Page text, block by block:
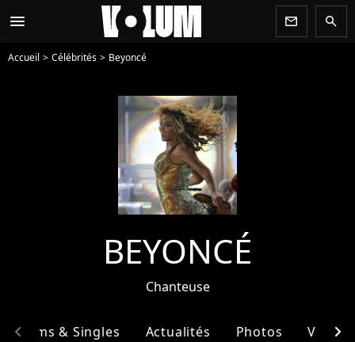
menu newsletter search
Accueil Célébrités Beyoncé
BEYONCÉ
Chanteuse
Albums & Singles Actualités Photos Vidéos
chevron_left chevron_right